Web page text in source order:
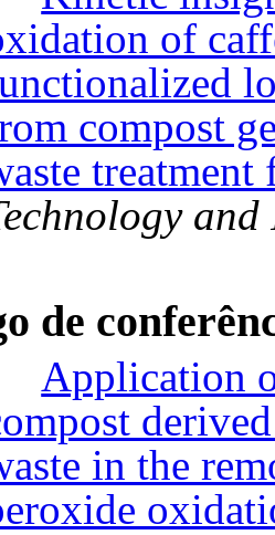
of
compost
treatment
de
Application
in the